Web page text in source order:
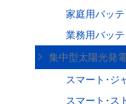
家庭用バッ
業務用バッ
集中型太陽光発
スマート･ジ
スマート･ス